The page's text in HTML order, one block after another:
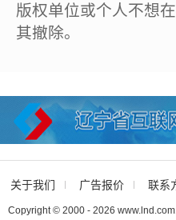
版权单位或个人不想
其撤除。
关于我们 广告报价 联系
Copyright © 2000 - 2026